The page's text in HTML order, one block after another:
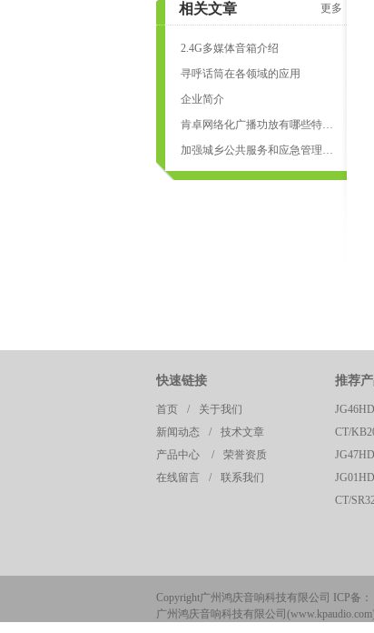
页
更多
相关文章
2.4G多媒体音箱介绍
寻呼话筒在各领域的应用
企业简介
肯卓网络化广播功放有哪些特点？
加强城乡公共服务和应急管理一体化：鹰潭构建“村村响”智能广播系统
快速链接
首页 /
关于我们
新闻动态
/
技术文章
产品中心
/
荣誉资质
在线留言
/ 联系我们
推荐
Copyright广州鸿庆音响科技有限公司 ICP备：
广州鸿庆音响科技有限公司